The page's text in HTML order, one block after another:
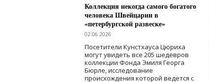
Коллекция некогда самого богатого
человека Швейцарии в
«петербургской развеске»
02.06.2026
Посетители Кунстхауса Цюриха
могут увидеть все 205 шедевров
коллекции Фонда Эмиля Георга
Бюрле, исследование
происхождения которой ведется с